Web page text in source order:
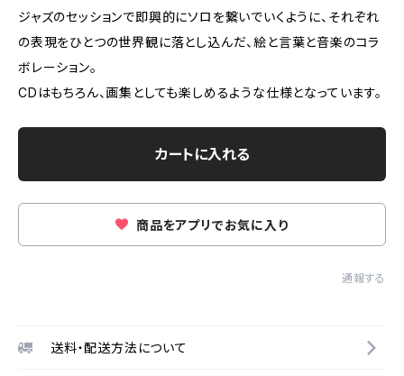
ジャズのセッションで即興的にソロを繋いでいくように、それぞれ
の表現をひとつの世界観に落とし込んだ、絵と言葉と音楽のコラ
ボレーション。
CDはもちろん、画集としても楽しめるような仕様となっています。
カートに入れる
商品をアプリでお気に入り
通報する
送料・配送方法について